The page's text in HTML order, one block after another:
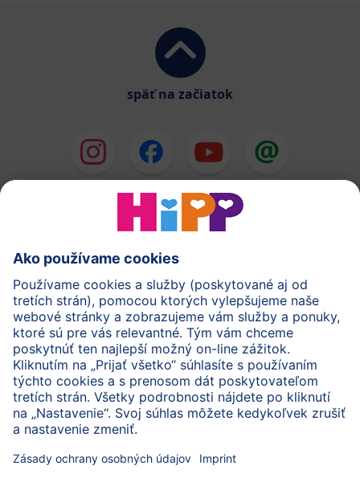
späť na začiatok
HiPP Mlieka
HiPP Príkrmy
HiPP Tehotenstvo
Ochrana osobných údajov
Cookies a pravidlá používania webovej stránky
Imprint
O spoločnosti HiPP Kontakt